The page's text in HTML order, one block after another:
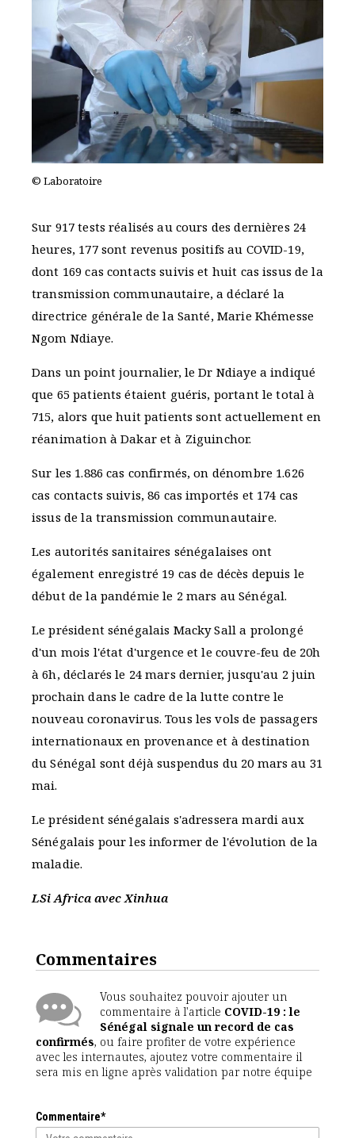
© Laboratoire
Sur 917 tests réalisés au cours des dernières 24
heures, 177 sont revenus positifs au COVID-19,
dont 169 cas contacts suivis et huit cas issus de la
transmission communautaire, a déclaré la
directrice générale de la Santé, Marie Khémesse
Ngom Ndiaye.
Dans un point journalier, le Dr Ndiaye a indiqué
que 65 patients étaient guéris, portant le total à
715, alors que huit patients sont actuellement en
réanimation à Dakar et à Ziguinchor.
Sur les 1.886 cas confirmés, on dénombre 1.626
cas contacts suivis, 86 cas importés et 174 cas
issus de la transmission communautaire.
Les autorités sanitaires sénégalaises ont
également enregistré 19 cas de décès depuis le
début de la pandémie le 2 mars au Sénégal.
Le président sénégalais Macky Sall a prolongé
d'un mois l'état d'urgence et le couvre-feu de 20h
à 6h, déclarés le 24 mars dernier, jusqu'au 2 juin
prochain dans le cadre de la lutte contre le
nouveau coronavirus. Tous les vols de passagers
internationaux en provenance et à destination
du Sénégal sont déjà suspendus du 20 mars au 31
mai.
Le président sénégalais s'adressera mardi aux
Sénégalais pour les informer de l'évolution de la
maladie.
LSi Africa avec Xinhua
Commentaires
Vous souhaitez pouvoir ajouter un
commentaire à l'article COVID-19 : le
Sénégal signale un record de cas
confirmés, ou faire profiter de votre expérience
avec les internautes, ajoutez votre commentaire il
sera mis en ligne après validation par notre équipe
Commentaire*